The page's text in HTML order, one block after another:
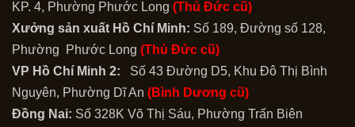
KP. 4, Phường Phước Long (Thủ Đức cũ)
Xưởng sản xuất Hồ Chí Minh: Số 189, Đường số 128,
Phường Phước Long (Thủ Đức cũ)
VP Hồ Chí Minh 2: Số 43 Đường D5, Khu Đô Thị Bình
Nguyên, Phường Dĩ An (Bình Dương cũ)
Đồng Nai: Số 328K Võ Thị Sáu, Phường Trấn Biên